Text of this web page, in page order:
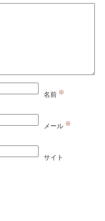
名前 ※
メール ※
サイト